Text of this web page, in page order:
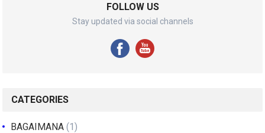
FOLLOW US
Stay updated via social channels
CATEGORIES
BAGAIMANA (1)